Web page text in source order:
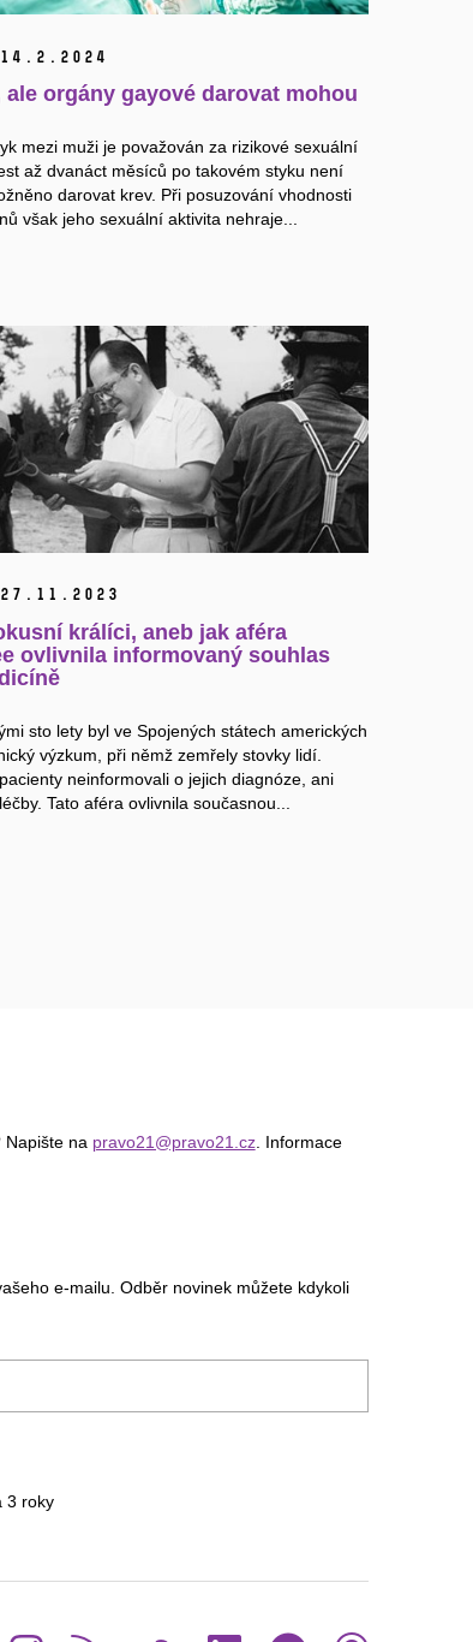
14. 2. 2024
ale orgány gayové darovat mohou
mezi muži je považován za rizikové sexuální
až dvanáct měsíců po takovém styku není
darovat krev. Při posuzování vhodnosti
však jeho sexuální aktivita nehraje...
27. 11. 2023
králíci, aneb jak aféra
ovlivnila informovaný souhlas
sto lety byl ve Spojených státech amerických
výzkum, při němž zemřely stovky lidí.
neinformovali o jejich diagnóze, ani
Tato aféra ovlivnila současnou...
na pravo21@pravo21.cz. Informace
e-mailu. Odběr novinek můžete kdykoli
3 roky